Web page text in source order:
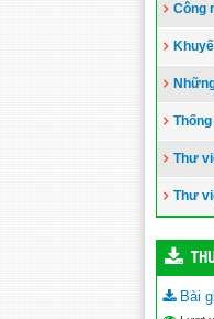
Công
Thư
Thư
Bài